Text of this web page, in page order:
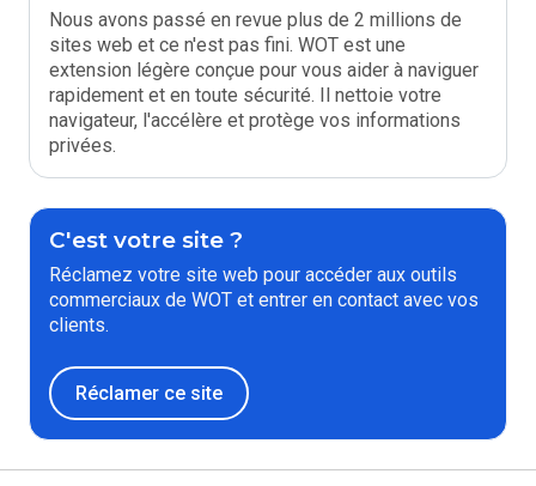
Nous avons passé en revue plus de 2 millions de
sites web et ce n'est pas fini. WOT est une
extension légère conçue pour vous aider à naviguer
rapidement et en toute sécurité. Il nettoie votre
navigateur, l'accélère et protège vos informations
privées.
C'est votre site ?
Réclamez votre site web pour accéder aux outils
commerciaux de WOT et entrer en contact avec vos
clients.
Réclamer ce site